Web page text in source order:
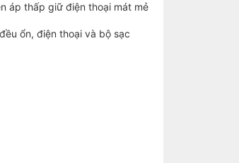
áp thấp giữ điện thoại mát mẻ
ổn, điện thoại và bộ sạc